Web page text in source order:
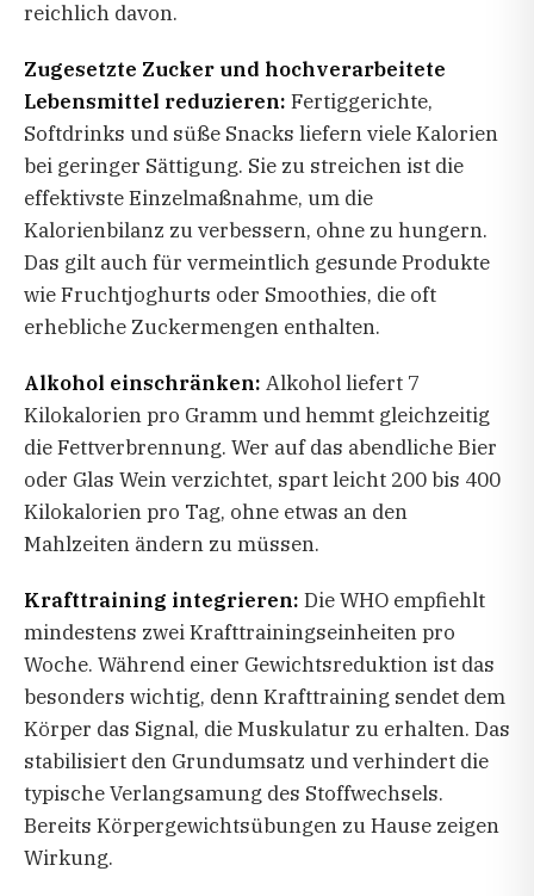
reichlich davon.
Zugesetzte Zucker und hochverarbeitete
Lebensmittel reduzieren: Fertiggerichte,
Softdrinks und süße Snacks liefern viele Kalorien
bei geringer Sättigung. Sie zu streichen ist die
effektivste Einzelmaßnahme, um die
Kalorienbilanz zu verbessern, ohne zu hungern.
Das gilt auch für vermeintlich gesunde Produkte
wie Fruchtjoghurts oder Smoothies, die oft
erhebliche Zuckermengen enthalten.
Alkohol einschränken: Alkohol liefert 7
Kilokalorien pro Gramm und hemmt gleichzeitig
die Fettverbrennung. Wer auf das abendliche Bier
oder Glas Wein verzichtet, spart leicht 200 bis 400
Kilokalorien pro Tag, ohne etwas an den
Mahlzeiten ändern zu müssen.
Krafttraining integrieren: Die WHO empfiehlt
mindestens zwei Krafttrainingseinheiten pro
Woche. Während einer Gewichtsreduktion ist das
besonders wichtig, denn Krafttraining sendet dem
Körper das Signal, die Muskulatur zu erhalten. Das
stabilisiert den Grundumsatz und verhindert die
typische Verlangsamung des Stoffwechsels.
Bereits Körpergewichtsübungen zu Hause zeigen
Wirkung.